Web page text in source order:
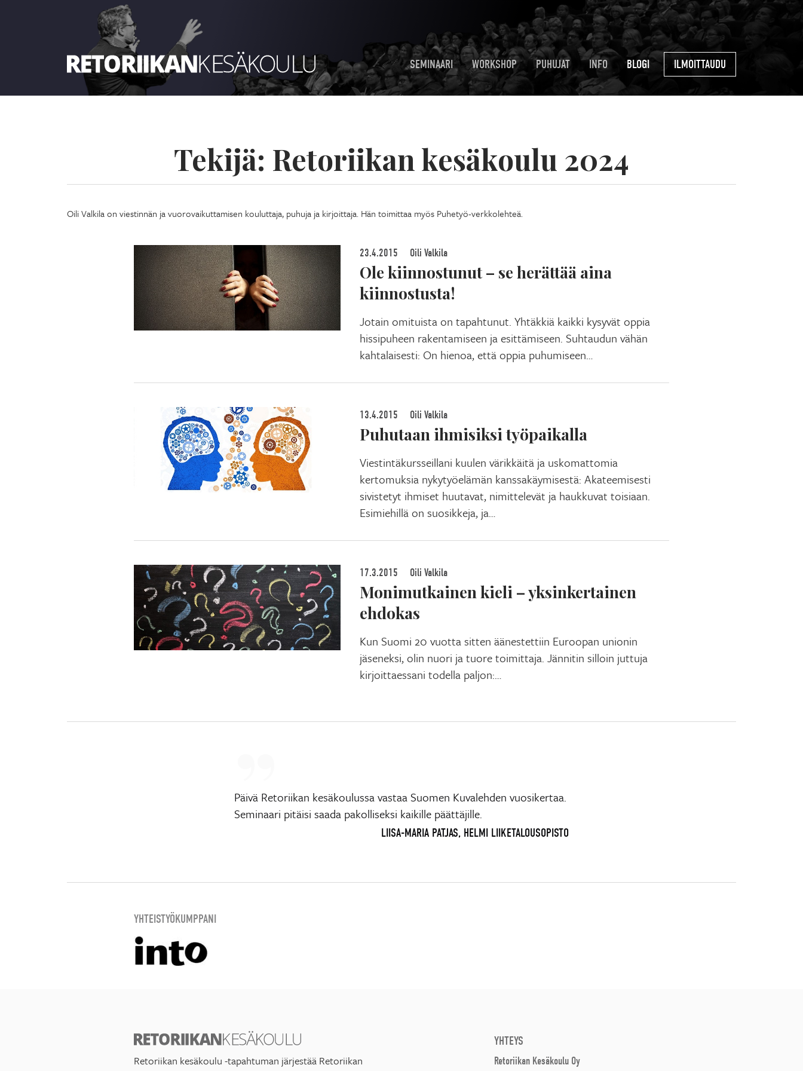
SEMINAARI WORKSHOP PUHUJAT INFO BLOGI ILMOITTAUDU
Tekijä: Retoriikan kesäkoulu 2024
Oili Valkila on viestinnän ja vuorovaikuttamisen kouluttaja, puhuja ja kirjoittaja. Hän toimittaa myös Puhetyö-verkkolehteä.
23.4.2015 Oili Valkila
Ole kiinnostunut – se herättää aina
kiinnostusta!
Jotain omituista on tapahtunut. Yhtäkkiä kaikki kysyvät oppia
hissipuheen rakentamiseen ja esittämiseen. Suhtaudun vähän
kahtalaisesti: On hienoa, että oppia puhumiseen…
13.4.2015 Oili Valkila
Puhutaan ihmisiksi työpaikalla
Viestintäkursseillani kuulen värikkäitä ja uskomattomia
kertomuksia nykytyöelämän kanssakäymisestä: Akateemisesti
sivistetyt ihmiset huutavat, nimittelevät ja haukkuvat toisiaan.
Esimiehillä on suosikkeja, ja…
17.3.2015 Oili Valkila
Monimutkainen kieli – yksinkertainen
ehdokas
Kun Suomi 20 vuotta sitten äänestettiin Euroopan unionin
jäseneksi, olin nuori ja tuore toimittaja. Jännitin silloin juttuja
kirjoittaessani todella paljon:…
Päivä Retoriikan kesäkoulussa vastaa Suomen Kuvalehden vuosikertaa.
Seminaari pitäisi saada pakolliseksi kaikille päättäjille.
LIISA-MARIA PATJAS, HELMI LIIKETALOUSOPISTO
YHTEISTYÖKUMPPANI
Retoriikan kesäkoulu -tapahtuman järjestää Retoriikan
YHTEYS
Retoriikan Kesäkoulu Oy